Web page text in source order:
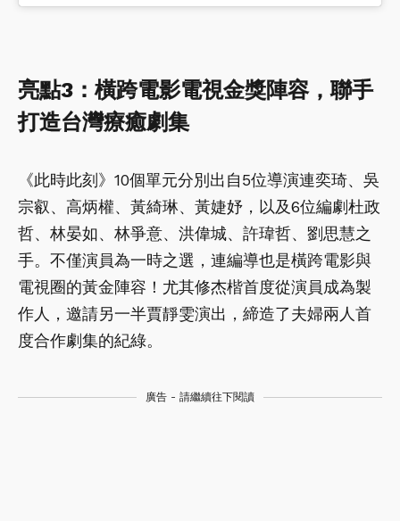
亮點3：橫跨電影電視金獎陣容，聯手
打造台灣療癒劇集
《此時此刻》10個單元分別出自5位導演連奕琦、吳
宗叡、高炳權、黃綺琳、黃婕妤，以及6位編劇杜政
哲、林晏如、林爭意、洪偉城、許瑋哲、劉思慧之
手。不僅演員為一時之選，連編導也是橫跨電影與
電視圈的黃金陣容！尤其修杰楷首度從演員成為製
作人，邀請另一半賈靜雯演出，締造了夫婦兩人首
度合作劇集的紀綠。
廣告 - 請繼續往下閱讀